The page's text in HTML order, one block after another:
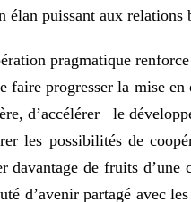
élan puissant aux relations
pragmatique
faire progresser la mise
d’accélérer le
les possibilités de
davantage de fruits
d’avenir partagé avec